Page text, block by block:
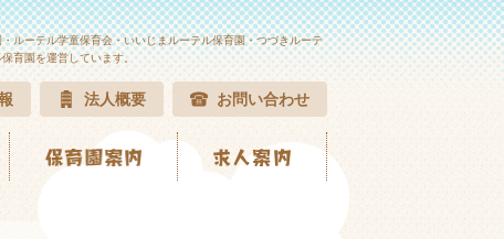
ルーテル学童保育会・いいじまルーテル保育園・つづきルーテ
育園を運営しています。
お問い合わせ
法人概要